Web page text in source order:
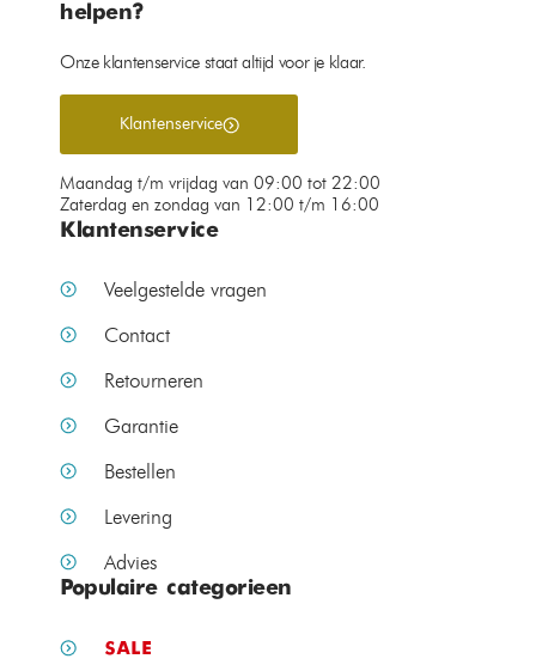
helpen?
Onze klantenservice staat altijd voor je klaar.
Klantenservice
Maandag t/m vrijdag van 09:00 tot 22:00
Zaterdag en zondag van 12:00 t/m 16:00
Klantenservice
Veelgestelde vragen
Contact
Retourneren
Garantie
Bestellen
Levering
Advies
Populaire categorieen
SALE